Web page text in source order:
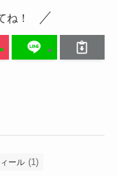
ね！
ール (1)